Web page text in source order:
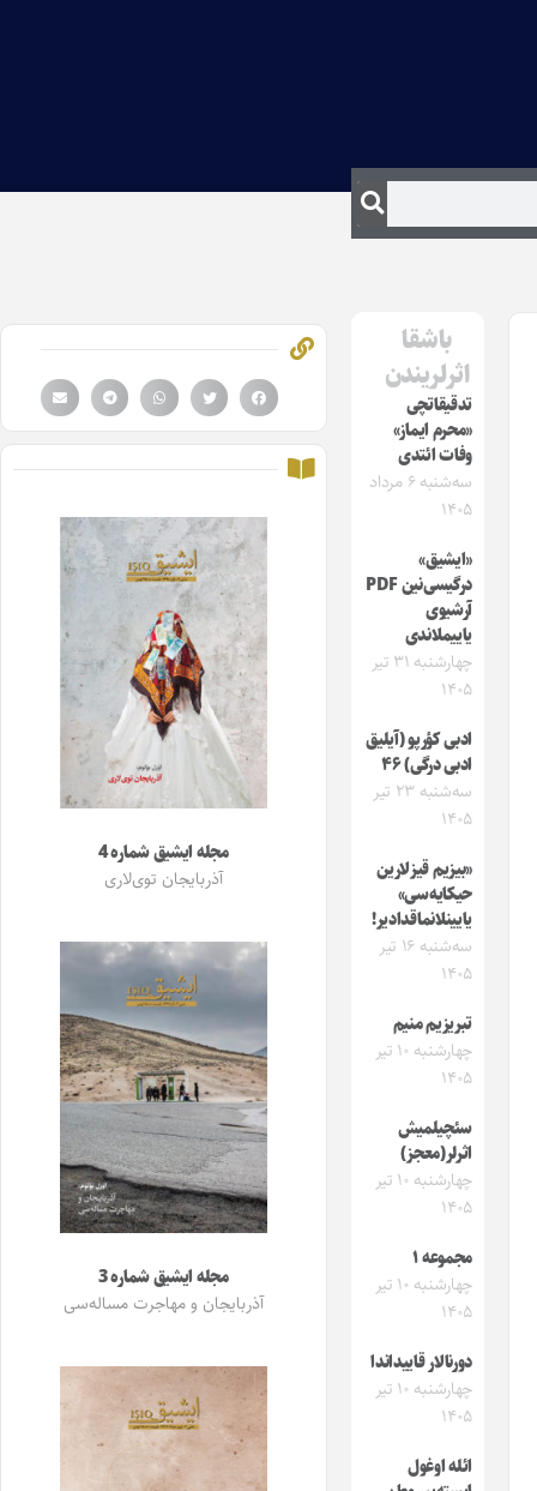
باشقا
اثرلریندن
تدقیقاتچی
«محرم ایماز»
وفات ائتدی
سه‌شنبه ۶ مرداد
۱۴۰۵
«ایشیق»
درگیسی‌نین PDF
آرشیوی
یاییملاندی
چهارشنبه ۳۱ تیر
۱۴۰۵
ادبی کؤرپو (آیلیق
ادبی درگی) ۴۶
سه‌شنبه ۲۳ تیر
۱۴۰۵
«بیزیم قیزلارین
حیکایه‌سی»
یایینلانماقدادیر!
سه‌شنبه ۱۶ تیر
۱۴۰۵
تبریزیم منیم
چهارشنبه ۱۰ تیر
۱۴۰۵
سئچیلمیش
اثرلر(معجز)
چهارشنبه ۱۰ تیر
۱۴۰۵
مجموعه ۱
چهارشنبه ۱۰ تیر
۱۴۰۵
دورنالار قاییداندا
چهارشنبه ۱۰ تیر
۱۴۰۵
ائله اوغول
مجله ایشیق شماره 4
آذربایجان توی‌لاری
مجله ایشیق شماره 3
آذربایجان و مهاجرت مساله‌سی